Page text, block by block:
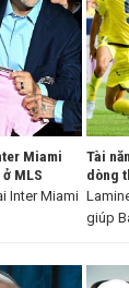
Miami
MLS
Inter Miami
Tài
dòng
giúp